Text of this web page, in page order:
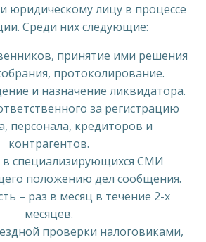
юридическому лицу в процессе
Среди них следующие:
принятие ими решения
протоколирование.
и назначение ликвидатора.
за регистрацию
персонала, кредиторов и
контрагентов.
в специализирующихся СМИ
положению дел сообщения.
– раз в месяц в течение 2-х
месяцев.
проверки налоговиками,